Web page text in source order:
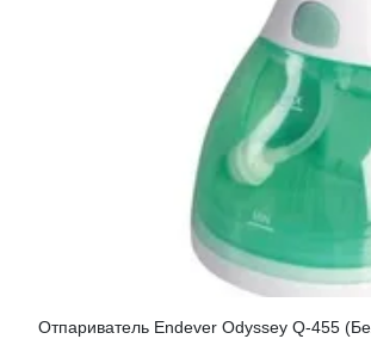
Отпариватель Endever Odyssey Q-455